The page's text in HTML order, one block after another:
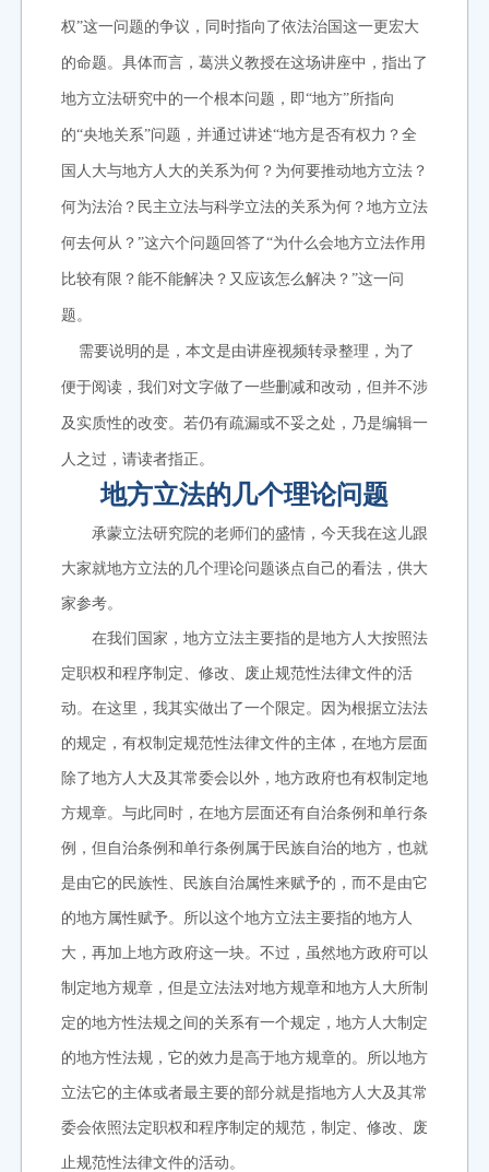
权”这一问题的争议，同时指向了依法治国这一更宏大
的命题。具体而言，葛洪义教授在这场讲座中，指出了
地方立法研究中的一个根本问题，即“地方”所指向
的“央地关系”问题，并通过讲述“地方是否有权力？全
国人大与地方人大的关系为何？为何要推动地方立法？
何为法治？民主立法与科学立法的关系为何？地方立法
何去何从？”这六个问题回答了“为什么会地方立法作用
比较有限？能不能解决？又应该怎么解决？”这一问
题。
需要说明的是，本文是由讲座视频转录整理，为了
便于阅读，我们对文字做了一些删减和改动，但并不涉
及实质性的改变。若仍有疏漏或不妥之处，乃是编辑一
人之过，请读者指正。
地方立法的几个理论问题
承蒙立法研究院的老师们的盛情，今天我在这儿跟
大家就地方立法的几个理论问题谈点自己的看法，供大
家参考。
在我们国家，地方立法主要指的是地方人大按照法
定职权和程序制定、修改、废止规范性法律文件的活
动。在这里，我其实做出了一个限定。因为根据立法法
的规定，有权制定规范性法律文件的主体，在地方层面
除了地方人大及其常委会以外，地方政府也有权制定地
方规章。与此同时，在地方层面还有自治条例和单行条
例，但自治条例和单行条例属于民族自治的地方，也就
是由它的民族性、民族自治属性来赋予的，而不是由它
的地方属性赋予。所以这个地方立法主要指的地方人
大，再加上地方政府这一块。不过，虽然地方政府可以
制定地方规章，但是立法法对地方规章和地方人大所制
定的地方性法规之间的关系有一个规定，地方人大制定
的地方性法规，它的效力是高于地方规章的。所以地方
立法它的主体或者最主要的部分就是指地方人大及其常
委会依照法定职权和程序制定的规范，制定、修改、废
止规范性法律文件的活动。